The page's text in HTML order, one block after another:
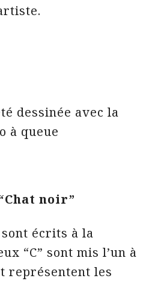
dessinée avec la
à queue
noir”
sont écrits à la
“C” sont mis l’un à
représentent les